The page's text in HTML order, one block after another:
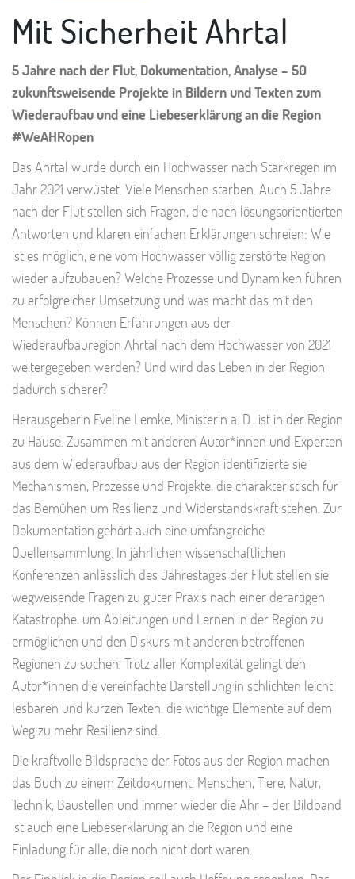
Mit Sicherheit Ahrtal
5 Jahre nach der Flut, Dokumentation, Analyse – 50
zukunftsweisende Projekte in Bildern und Texten zum
Wiederaufbau und eine Liebeserklärung an die Region
#WeAHRopen
Das Ahrtal wurde durch ein Hochwasser nach Starkregen im
Jahr 2021 verwüstet. Viele Menschen starben. Auch 5 Jahre
nach der Flut stellen sich Fragen, die nach lösungsorientierten
Antworten und klaren einfachen Erklärungen schreien: Wie
ist es möglich, eine vom Hochwasser völlig zerstörte Region
wieder aufzubauen? Welche Prozesse und Dynamiken führen
zu erfolgreicher Umsetzung und was macht das mit den
Menschen? Können Erfahrungen aus der
Wiederaufbauregion Ahrtal nach dem Hochwasser von 2021
weitergegeben werden? Und wird das Leben in der Region
dadurch sicherer?
Herausgeberin Eveline Lemke, Ministerin a. D., ist in der Region
zu Hause. Zusammen mit anderen Autor*innen und Experten
aus dem Wiederaufbau aus der Region identifizierte sie
Mechanismen, Prozesse und Projekte, die charakteristisch für
das Bemühen um Resilienz und Widerstandskraft stehen. Zur
Dokumentation gehört auch eine umfangreiche
Quellensammlung. In jährlichen wissenschaftlichen
Konferenzen anlässlich des Jahrestages der Flut stellen sie
wegweisende Fragen zu guter Praxis nach einer derartigen
Katastrophe, um Ableitungen und Lernen in der Region zu
ermöglichen und den Diskurs mit anderen betroffenen
Regionen zu suchen. Trotz aller Komplexität gelingt den
Autor*innen die vereinfachte Darstellung in schlichten leicht
lesbaren und kurzen Texten, die wichtige Elemente auf dem
Weg zu mehr Resilienz sind.
Die kraftvolle Bildsprache der Fotos aus der Region machen
das Buch zu einem Zeitdokument. Menschen, Tiere, Natur,
Technik, Baustellen und immer wieder die Ahr – der Bildband
ist auch eine Liebeserklärung an die Region und eine
Einladung für alle, die noch nicht dort waren.